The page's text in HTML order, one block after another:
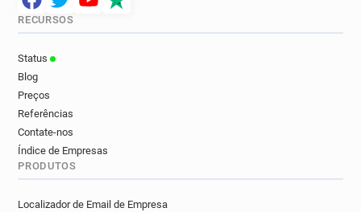
RECURSOS
Status
Blog
Preços
Referências
Contate-nos
Índice de Empresas
PRODUTOS
Localizador de Email de Empresa